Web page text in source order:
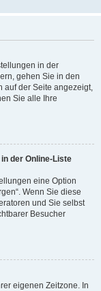
in der
gehen Sie in den
auf der Seite angezeigt,
Sie alle Ihre
der Online-Liste
eine Option
Wenn Sie diese
und Sie selbst
Besucher
eigenen Zeitzone. In